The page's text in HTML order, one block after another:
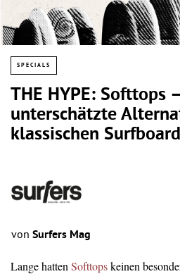
SPECIALS
THE HYPE: Softtops
unterschätzte
klassischen Surfboard
von Surfers Mag
Lange hatten Softtopskeinen